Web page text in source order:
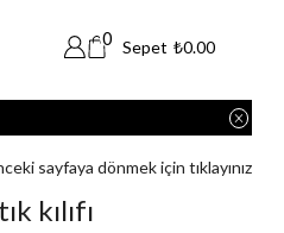
0 Sepet ₺0.00
sayfaya dönmek için tıklayınız
kılıfı